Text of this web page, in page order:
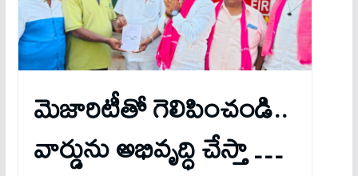
మెజారిటీతో గెలిపించండి..
వార్డును అభివృద్ధి చేస్తా …